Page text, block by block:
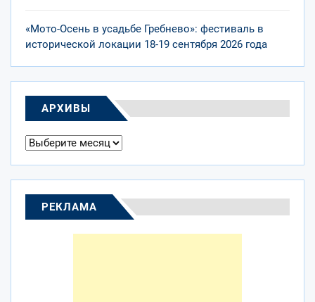
«Мото-Осень в усадьбе Гребнево»: фестиваль в
исторической локации 18-19 сентября 2026 года
АРХИВЫ
Архивы
РЕКЛАМА